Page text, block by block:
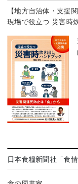
【地方自治体・支援
現場で役立つ 災害時
日本食糧新聞社「食情